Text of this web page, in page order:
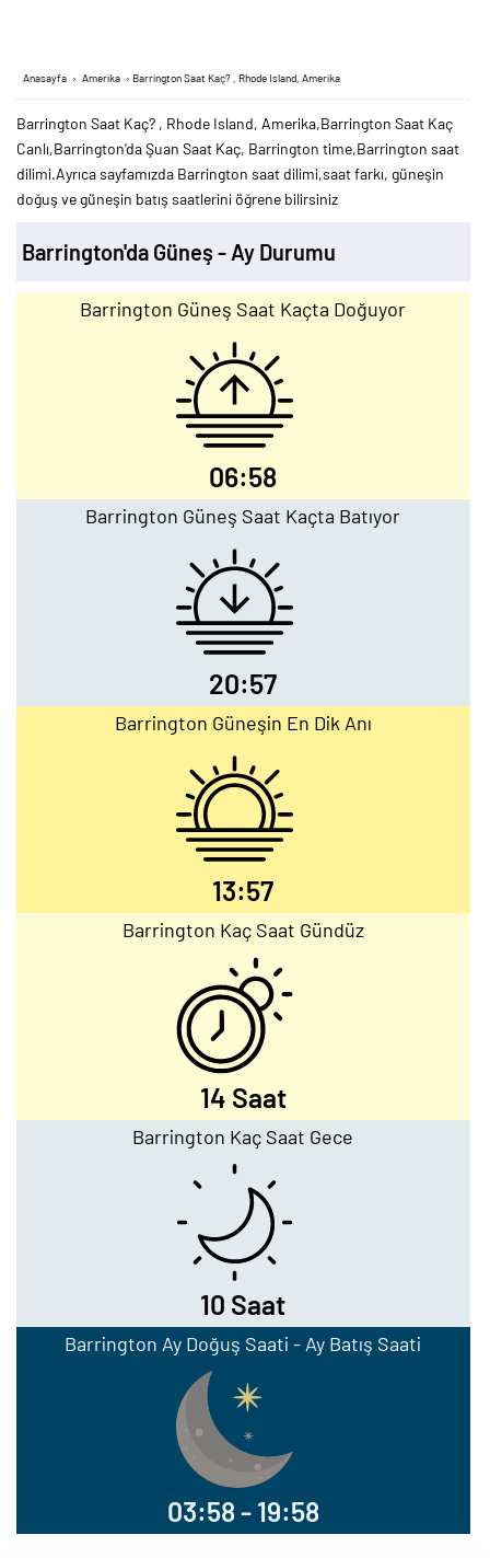
Anasayfa › Amerika › Barrington Saat Kaç? , Rhode Island, Amerika
Barrington Saat Kaç? , Rhode Island, Amerika,Barrington Saat Kaç
Canlı,Barrington'da Şuan Saat Kaç, Barrington time,Barrington saat
dilimi.Ayrıca sayfamızda Barrington saat dilimi,saat farkı, güneşin
doğuş ve güneşin batış saatlerini öğrene bilirsiniz
Barrington'da Güneş - Ay Durumu
Barrington Güneş Saat Kaçta Doğuyor
06:58
Barrington Güneş Saat Kaçta Batıyor
20:57
Barrington Güneşin En Dik Anı
13:57
Barrington Kaç Saat Gündüz
14 Saat
Barrington Kaç Saat Gece
10 Saat
Barrington Ay Doğuş Saati - Ay Batış Saati
03:58 - 19:58